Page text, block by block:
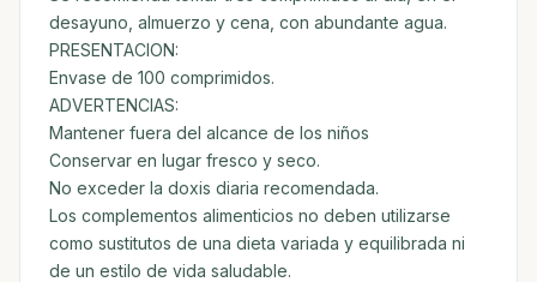
desayuno, almuerzo y cena, con abundante agua.
PRESENTACION:
Envase de 100 comprimidos.
ADVERTENCIAS:
Mantener fuera del alcance de los niños
Conservar en lugar fresco y seco.
No exceder la doxis diaria recomendada.
Los complementos alimenticios no deben utilizarse
como sustitutos de una dieta variada y equilibrada ni
de un estilo de vida saludable.